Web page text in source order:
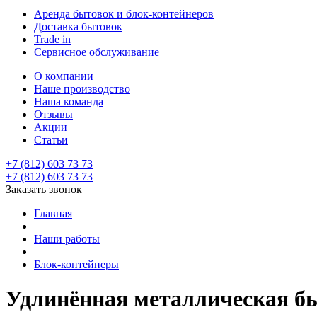
Аренда бытовок и блок-контейнеров
Доставка бытовок
Trade in
Сервисное обслуживание
О компании
Наше производство
Наша команда
Отзывы
Акции
Статьи
+7 (812) 603 73 73
+7 (812) 603 73 73
Заказать звонок
Главная
Наши работы
Блок-контейнеры
Удлинённая металлическая